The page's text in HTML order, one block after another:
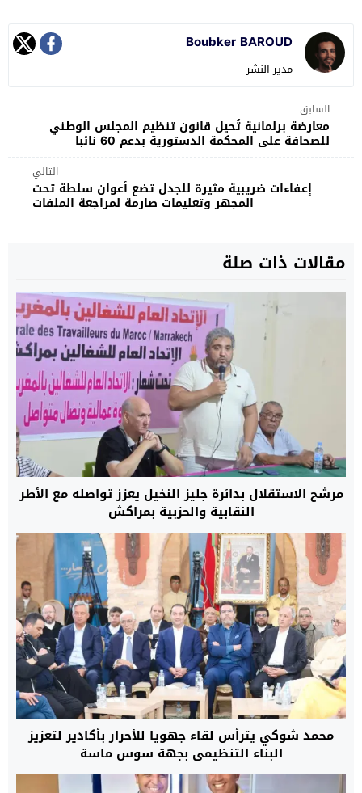
Boubker BAROUD
مدير النشر
السابق
معارضة برلمانية تُحيل قانون تنظيم المجلس الوطني
للصحافة على المحكمة الدستورية بدعم 60 نائبا
التالي
إعفاءات ضريبية مثيرة للجدل تضع أعوان سلطة تحت
المجهر وتعليمات صارمة لمراجعة الملفات
مقالات ذات صلة
مرشح الاستقلال بدائرة جليز النخيل يعزز تواصله مع الأطر
النقابية والحزبية بمراكش
محمد شوكي يترأس لقاء جهويا للأحرار بأكادير لتعزيز
البناء التنظيمي بجهة سوس ماسة